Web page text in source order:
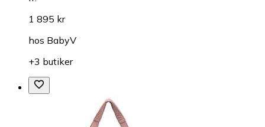
1 895 kr
hos BabyV
+3 butiker